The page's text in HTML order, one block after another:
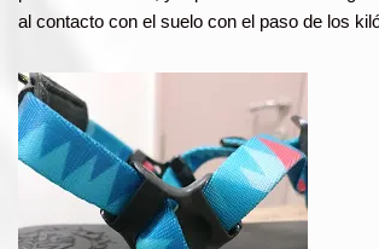
al contacto con el suelo con el paso de los